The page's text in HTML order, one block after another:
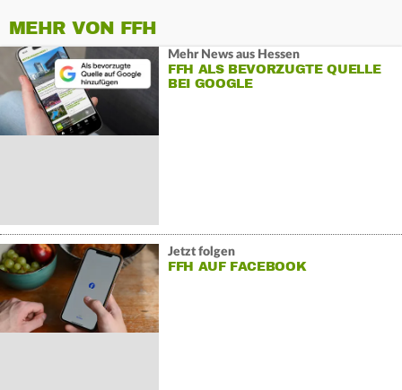
MEHR VON FFH
Mehr News aus Hessen
FFH ALS BEVORZUGTE QUELLE
BEI GOOGLE
Jetzt folgen
FFH AUF FACEBOOK